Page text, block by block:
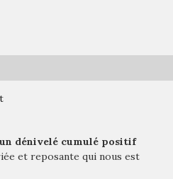
dénivelé cumulé positif
et reposante qui nous est